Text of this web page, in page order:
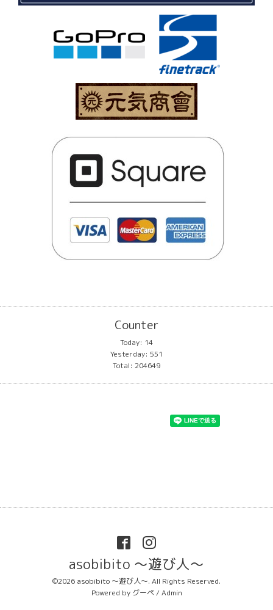
Counter
Today: 14
Yesterday: 551
Total: 204649
asobibito ～遊び人～
©2026 asobibito ～遊び人～. All Rights Reserved.
Powered by グーペ / Admin